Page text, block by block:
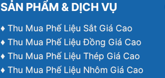
SẢN PHẨM & DỊCH VỤ
♦ Thu Mua Phế Liệu Sắt Giá Cao
♦ Thu Mua Phế Liệu Đồng Giá Cao
♦ Thu Mua Phế Liệu Thép Giá Cao
♦ Thu Mua Phế Liệu Nhôm Giá Cao